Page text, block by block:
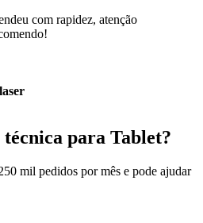
com rapidez, atenção
técnica para Tablet?
mil pedidos por mês e pode ajudar